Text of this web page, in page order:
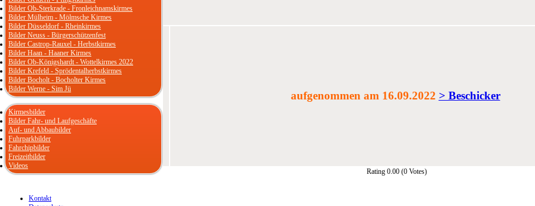
aufgenommen am 16.09.2022 > Beschicker
Rating 0.00 (0 Votes)
Bilder Ob-Sterkrade - Fronleichnamskirmes
Bilder Mülheim - Mölmsche Kirmes
Bilder Düsseldorf - Rheinkirmes
Bilder Neuss - Bürgerschützenfest
Bilder Castrop-Rauxel - Herbstkirmes
Bilder Haan - Haaner Kirmes
Bilder Ob-Königshardt - Wottelkirmes 2022
Bilder Krefeld - Sprödentalherbstkirmes
Bilder Bocholt - Bocholter Kirmes
Bilder Werne - Sim Jü
Kirmesbilder
Bilder Fahr- und Laufgeschäfte
Auf- und Abbaubilder
Fuhrparkbilder
Fahrchipbilder
Freizeitbilder
Videos
Kontakt